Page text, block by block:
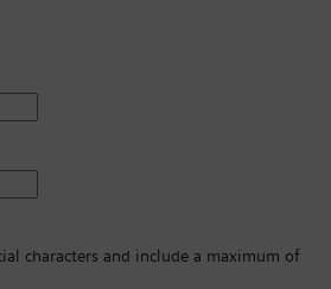
characters and include a maximum of